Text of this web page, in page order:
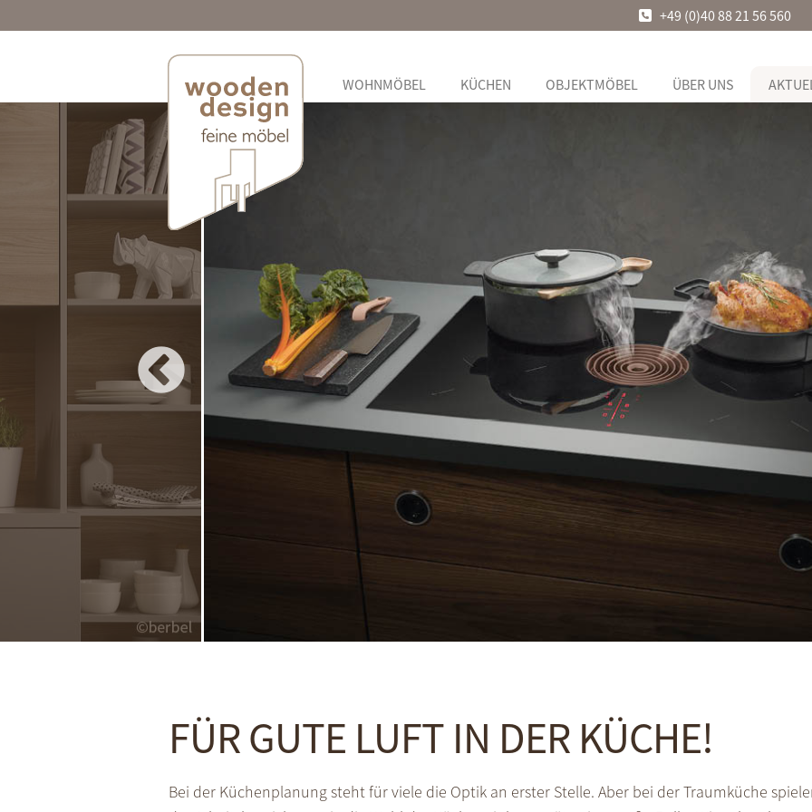
+49 (0)40 88 21 56 560
WOHNMÖBEL KÜCHEN OBJEKTMÖBEL ÜBER UNS
FÜR GUTE LUFT IN DER KÜCHE!
Bei der Küchenplanung steht für viele die Optik an erster Stelle. Aber bei der Traumküche